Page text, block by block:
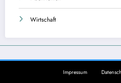
Wirtschaft
Impressum